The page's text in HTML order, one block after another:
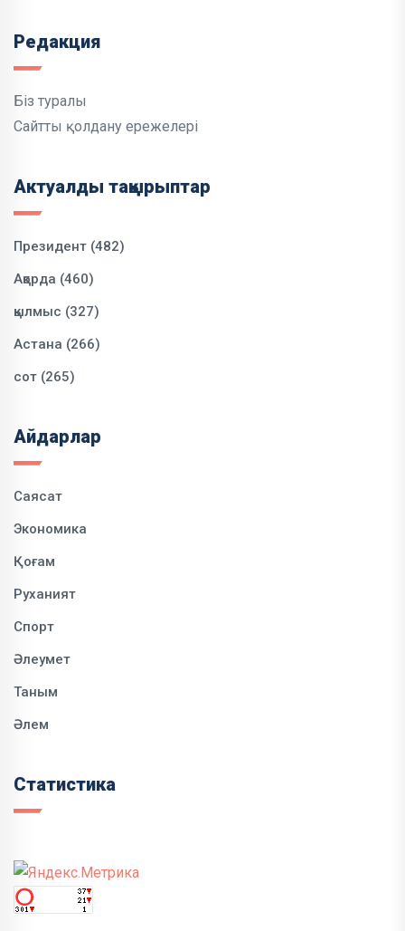
Редакция
Біз туралы
Сайтты қолдану ережелері
Актуалды тақырыптар
Президент (482)
Ақорда (460)
қылмыс (327)
Астана (266)
сот (265)
Айдарлар
Саясат
Экономика
Қоғам
Руханият
Спорт
Әлеумет
Таным
Әлем
Статистика